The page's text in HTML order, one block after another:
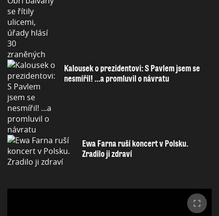
Kalousek o prezidentovi: S Pavlem jsem se
nesmířil! ...a promluvil o návratu
Ewa Farna ruší koncert v Polsku.
Zradilo ji zdraví